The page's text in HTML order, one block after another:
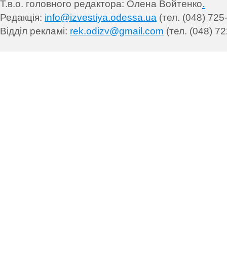
Т.в.о. головного редактора: Олена Войтенко.
Редакція: info@izvestiya.odessa.ua (тел. (048)
Відділ рекламі: rek.odizv@gmail.com (тел. (048)